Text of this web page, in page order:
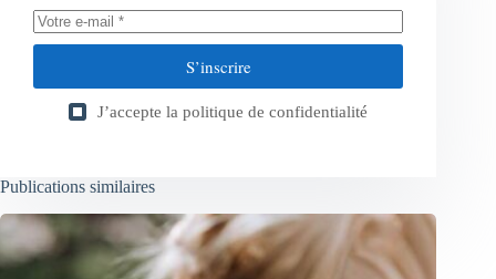
S’inscrire
J’accepte la politique de confidentialité
Publications similaires